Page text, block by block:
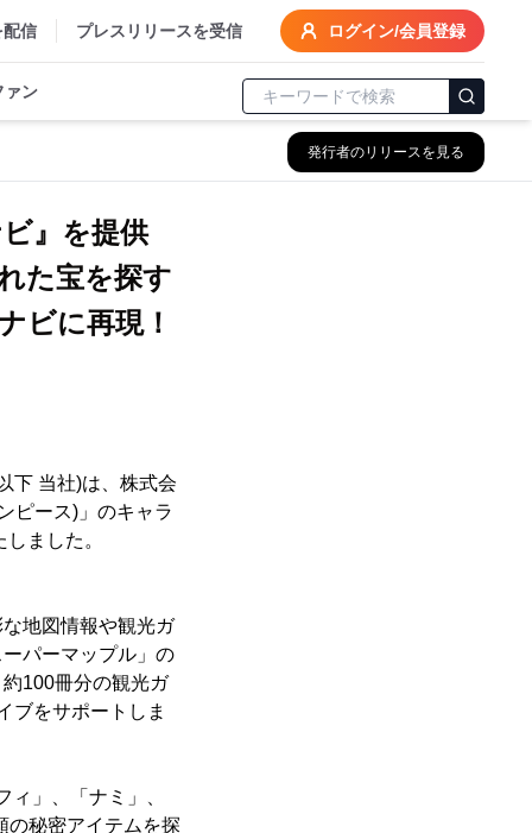
配信 プレスリリースを受信 ログイン/会員登録
ァン
発行者のリリースを見る
ビ』を提供
た宝を探す
ビに再現！
下 当社)は、株式会
ピース)」のキャラ
ました。
地図情報や観光ガ
パーマップル」の
100冊分の観光ガ
ブをサポートしま
」、「ナミ」、
の秘密アイテムを探